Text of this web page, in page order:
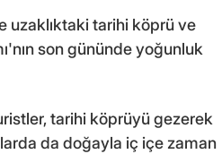
uzaklıktaki tarihi köprü ve
son gününde yoğunluk
tarihi köprüyü gezerek
da doğayla iç içe zaman